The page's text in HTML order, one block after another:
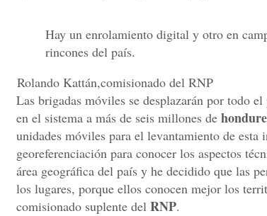
Hay un enrolamiento digital y otro en
rincones del país.
Rolando Kattán,comisionado del RNP
Las brigadas móviles se desplazarán por todo
en el sistema a más de seis millones de
unidades móviles para el levantamiento de esta
georeferenciación para conocer los aspectos
área geográfica del país y he decidido que las
los lugares, porque ellos conocen mejor los
comisionado suplente del RNP.